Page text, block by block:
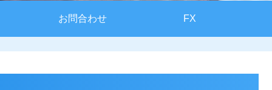
お問合わせ FX